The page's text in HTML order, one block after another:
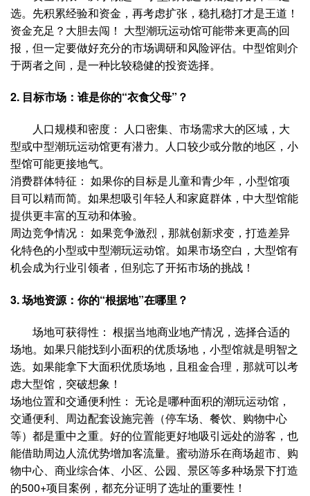
选。先积累经验和资金，再考虑扩张，稳扎稳打才是王道！
资金充足？大胆去闯！ 大型潮玩运动馆可能带来更高的回
报，但一定要做好充分的市场调研和风险评估。中型馆则介
于两者之间，是一种比较稳健的投资选择。
2. 目标市场：谁是你的“衣食父母”？
人口规模和密度： 人口密集、市场需求大的区域，大
型或中型潮玩运动馆更有潜力。人口较少或分散的地区，小
型馆可能更接地气。
消费群体特征： 如果你的目标是儿童和青少年，小型馆项
目可以精而简。如果想吸引年轻人和家庭群体，中大型馆能
提供更丰富的互动和体验。
周边竞争情况： 如果竞争激烈，那就创新求变，打造差异
化特色的小型或中型潮玩运动馆。如果市场空白，大型馆有
机会成为行业引领者，但别忘了开拓市场的挑战！
3. 场地资源：你的“根据地”在哪里？
场地可获得性： 根据当地商业地产情况，选择合适的
场地。如果只能找到小面积的优质场地，小型馆就是明智之
选。如果能拿下大面积优质场地，且租金合理，那就可以考
虑大型馆，突破想象！
场地位置和交通便利性： 无论是哪种面积的潮玩运动馆，
交通便利、周边配套设施完善（停车场、餐饮、购物中心
等）都是重中之重。好的位置能更好地吸引远处的游客，也
能借助周边人流优势增加客流量。蜜动游乐在商场超市、购
物中心、商业综合体、小区、公园、景区等多种场景下打造
的500+项目案例，都充分证明了选址的重要性！